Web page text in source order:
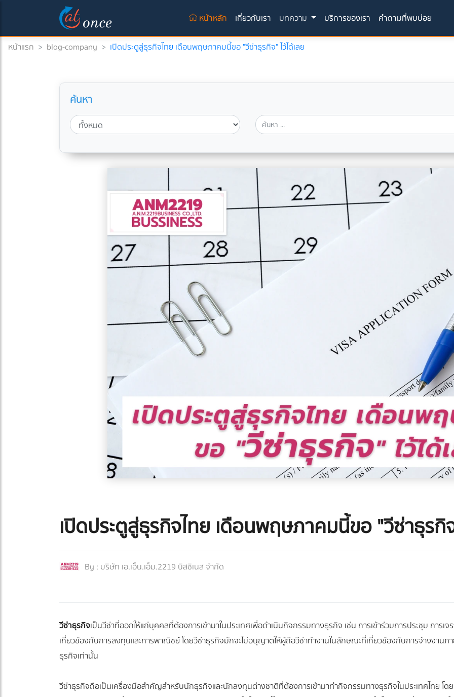
หน้าหลัก (current)
เกี่ยวกับเรา บทความ บริการของเรา คำถามที่พบบ่อย
หน้าแรก > blog-company > เปิดประตูสู่ธุรกิจไทย เดือนพฤษภาคมนี้ขอ "วีซ่าธุรกิจ" ไว้ได้เลย
ค้นหา
เปิดประตูสู่ธุรกิจไทย เดือนพฤษภาคมนี้ขอ "วีซ่าธุรกิจ
By : บริษัท เอ.เอ็น.เอ็ม.2219 บิสซิเนส จำกัด
วีซ่าธุรกิจเป็นวีซ่าที่ออกให้แก่บุคคลที่ต้องการเข้ามาในประเทศเพื่อดำเนินกิจกรรมทางธุรกิจ เช่น การเข้าร่วมการประชุม การ
เกี่ยวข้องกับการลงทุนและการพาณิชย์ โดยวีซ่าธุรกิจมักจะไม่อนุญาตให้ผู้ถือวีซ่าทำงานในลักษณะที่เกี่ยวข้องกับการจ้างงานภา
ธุรกิจเท่านั้น
วีซ่าธุรกิจถือเป็นเครื่องมือสำคัญสำหรับนักธุรกิจและนักลงทุนต่างชาติที่ต้องการเข้ามาทำกิจกรรมทางธุรกิจในประเทศไทย โด